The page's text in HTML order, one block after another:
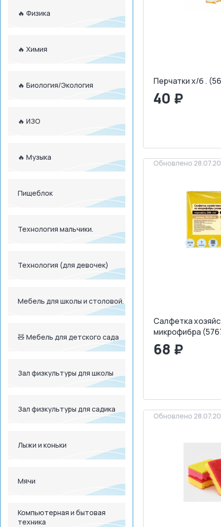
🔥 Физика
🔥 Химия
🔥 Биология/Экология
🔥 ИЗО
🔥 Музыка
Пищеблок
Технология мальчики.
Технология (для девочек)
Мебель для школы и столовой.
🧸 Мебель для детского сада
Зал физкультуры для школы
Зал физкультуры для садика
Лыжи и коньки
Мячи
Компьютерная и бытовая
техника
Перчатки х/б .
40 ₽
Обновлено
Салфетка
микрофибра
68 ₽
Обновлено